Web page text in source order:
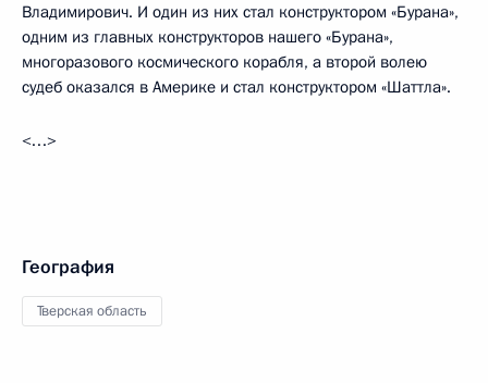
Владимирович. И один из них стал конструктором «Бурана»,
одним из главных конструкторов нашего «Бурана»,
многоразового космического корабля, а второй волею
судеб оказался в Америке и стал конструктором «Шаттла».
<…>
География
Тверская область